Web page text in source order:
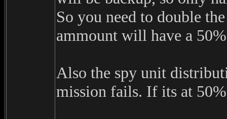
So you need to double
ammount will have a
Also the spy unit
mission fails. If its at